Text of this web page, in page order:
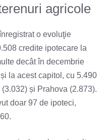
agricole
o evoluţie
credite ipotecare la
decât în decembrie
la acest capitol, cu 5.490
și Prahova (2.873).
doar 97 de ipoteci,